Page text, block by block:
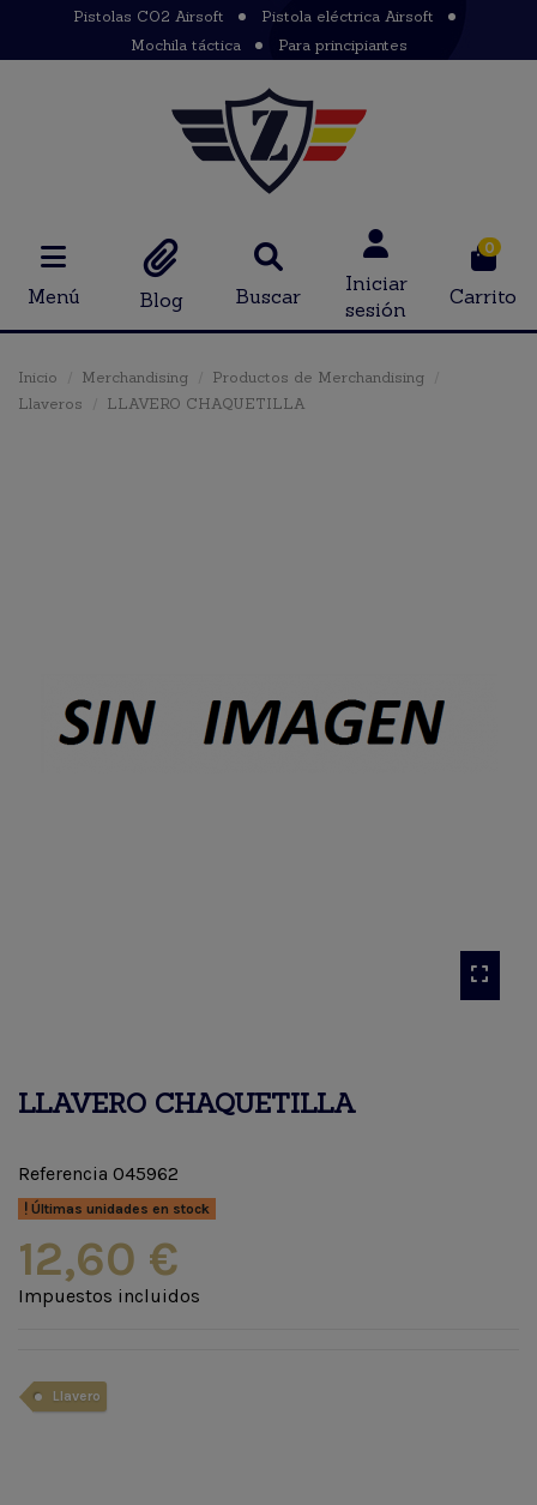
Pistolas CO2 Airsoft
Pistola eléctrica Airsoft
Mochila táctica
Para principiantes
Menú Blog Buscar
Iniciar
sesión
0
Carrito
Inicio Merchandising
Productos de Merchandising
Llaveros
LLAVERO CHAQUETILLA
LLAVERO CHAQUETILLA
Referencia 045962
Últimas unidades en stock
12,60 €
Impuestos incluidos
Llavero